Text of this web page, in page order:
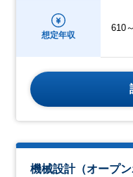
想定年収
610
機械設計（オープ